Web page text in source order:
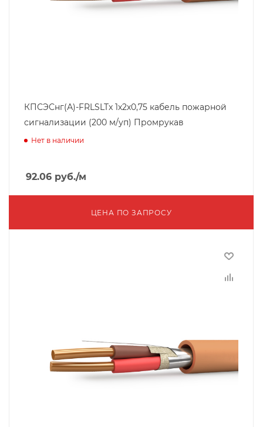
КПСЭСнг(А)-FRLSLTx 1х2х0,75 кабель пожарной
сигнализации (200 м/уп) Промрукав
Нет в наличии
92.06 руб./м
ЦЕНА ПО ЗАПРОСУ